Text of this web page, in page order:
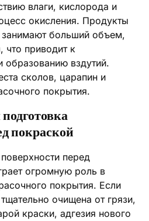
влаги, кислорода и
окисления. Продукты
больший объем,
что приводит к
образованию вздутий.
сколов, царапин и
покрытия.
покраской
перед
огромную роль в
покрытия. Если
очищена от грязи,
краски, адгезия нового